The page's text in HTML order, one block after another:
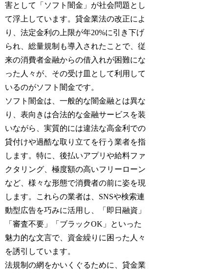
害として「ソフト闇金」が社会問題とし
て浮上しています。貸金業法の改正によ
り、法定金利の上限が年20%に引き下げ
られ、総量規制も導入されたことで、従
来の消費者金融からの借入れが困難にな
った人々が、その受け皿として利用して
いるのがソフト闇金です。
ソフト闇金は、一般的な闇金融とは異な
り、表向きは合法的な金融サービスを装
いながら、実質的には違法な高金利での
貸付けや過酷な取り立てを行う業者を指
します。特に、後払いアプリや給料ファ
クタリング、極度額の高いフリーローン
など、様々な形態で消費者の前に姿を現
します。これらの業者は、SNSや検索連
動型広告を巧みに活用し、「即日融資」
「審査不要」「ブラックOK」といった
魅力的な文言で、資金繰りに困った人々
を誘引しています。
法規制の網をかいくぐるために、貸金業